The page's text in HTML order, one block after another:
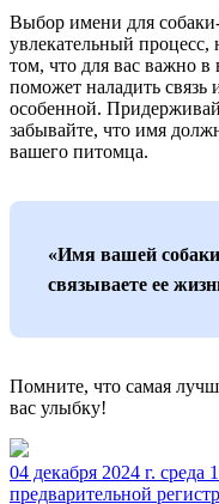
Выбор имени для
увлекательный
том, что для вас важно
поможет наладить связь
особенной.
забывайте, что имя
вашего питомца.
«Имя вашей
связываете ее
Помните, что самая
вас улыбку!
04 декабря 2024 г.
предварительной